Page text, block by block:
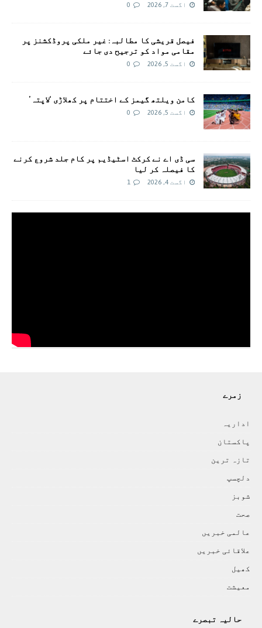
اگست 7, 2026 0
فیصل قریشی کا مطالبہ: غیر ملکی پروڈکشنز پر
مقامی مواد کو ترجیح دی جائے
اگست 5, 2026 0
کامن ویلتھ گیمز کے اختتام پر کھلاڑی ‘لاپتہ’
اگست 5, 2026 0
سی ڈی اے نے کرکٹ اسٹیڈیم پر کام جلد شروع کرنے
کا فیصلہ کر لیا
اگست 4, 2026 1
زمرے
اداريہ
پاکستان
تازہ ترين
دلچسپ
شوبز
صحت
عالمی خبريں
علاقائی خبريں
کھيل
معيشت
حالیہ تبصرے